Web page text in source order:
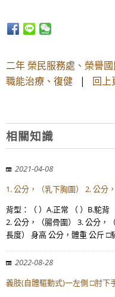
二年 榮民服務處、榮譽
職能治療、復健 | 回上
相關知識
2021-04-08
1. 公分，（乳下胸圍） 2. 公分
背型：（ ）A.正常 （ ）B.駝背
2. 公分，（腸骨圍） 3. 公分，
長度） 身高 公分，體重 公斤
2022-08-28
義肢(自體驅動式)一左側 □肘下